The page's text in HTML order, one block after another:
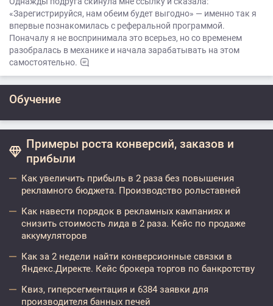
«Зарегистрируйся, нам обеим будет выгодно» — именно так я
впервые познакомилась с реферальной программой.
Поначалу я не воспринимала это всерьез, но со временем
разобралась в механике и начала зарабатывать на этом
самостоятельно.
Обучение
Примеры роста конверсий, заказов и
прибыли
Как увеличить прибыль в 2 раза без повышения
рекламного бюджета. Производство рольставней
Как навести порядок в рекламных кампаниях и
снизить стоимость лида в 2 раза. Кейс по продаже
аккумуляторов
Как за 2 недели найти конверсионные связки в
Яндекс.Директе. Кейс брокера торгов по банкротству
Квиз, гиперсегментация и 6384 заявки для
производителя банных печей